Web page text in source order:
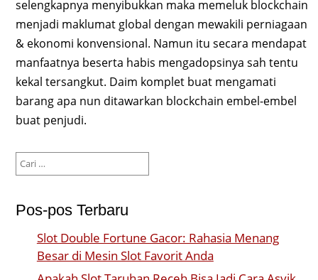
selengkapnya menyibukkan maka memeluk blockchain
menjadi maklumat global dengan mewakili perniagaan
& ekonomi konvensional. Namun itu secara mendapat
manfaatnya beserta habis mengadopsinya sah tentu
kekal tersangkut. Daim komplet buat mengamati
barang apa nun ditawarkan blockchain embel-embel
buat penjudi.
untuk:
Pos-pos Terbaru
Slot Double Fortune Gacor: Rahasia Menang
Besar di Mesin Slot Favorit Anda